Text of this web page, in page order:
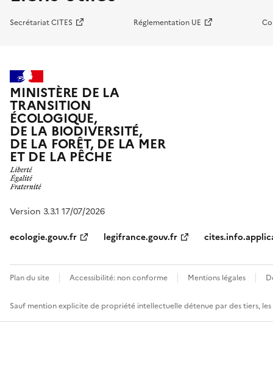
Secrétariat CITES Réglementation UE
MINISTÈRE DE LA
TRANSITION
ÉCOLOGIQUE,
DE LA BIODIVERSITÉ,
DE LA FORÊT, DE LA MER
ET DE LA PÊCHE
Version 3.3.1 17/07/2026
ecologie.gouv.fr
legifrance.gouv.fr
Plan du site Accessibilité: non conforme Mentions légales
Sauf mention explicite de propriété intellectuelle détenue par des tiers,